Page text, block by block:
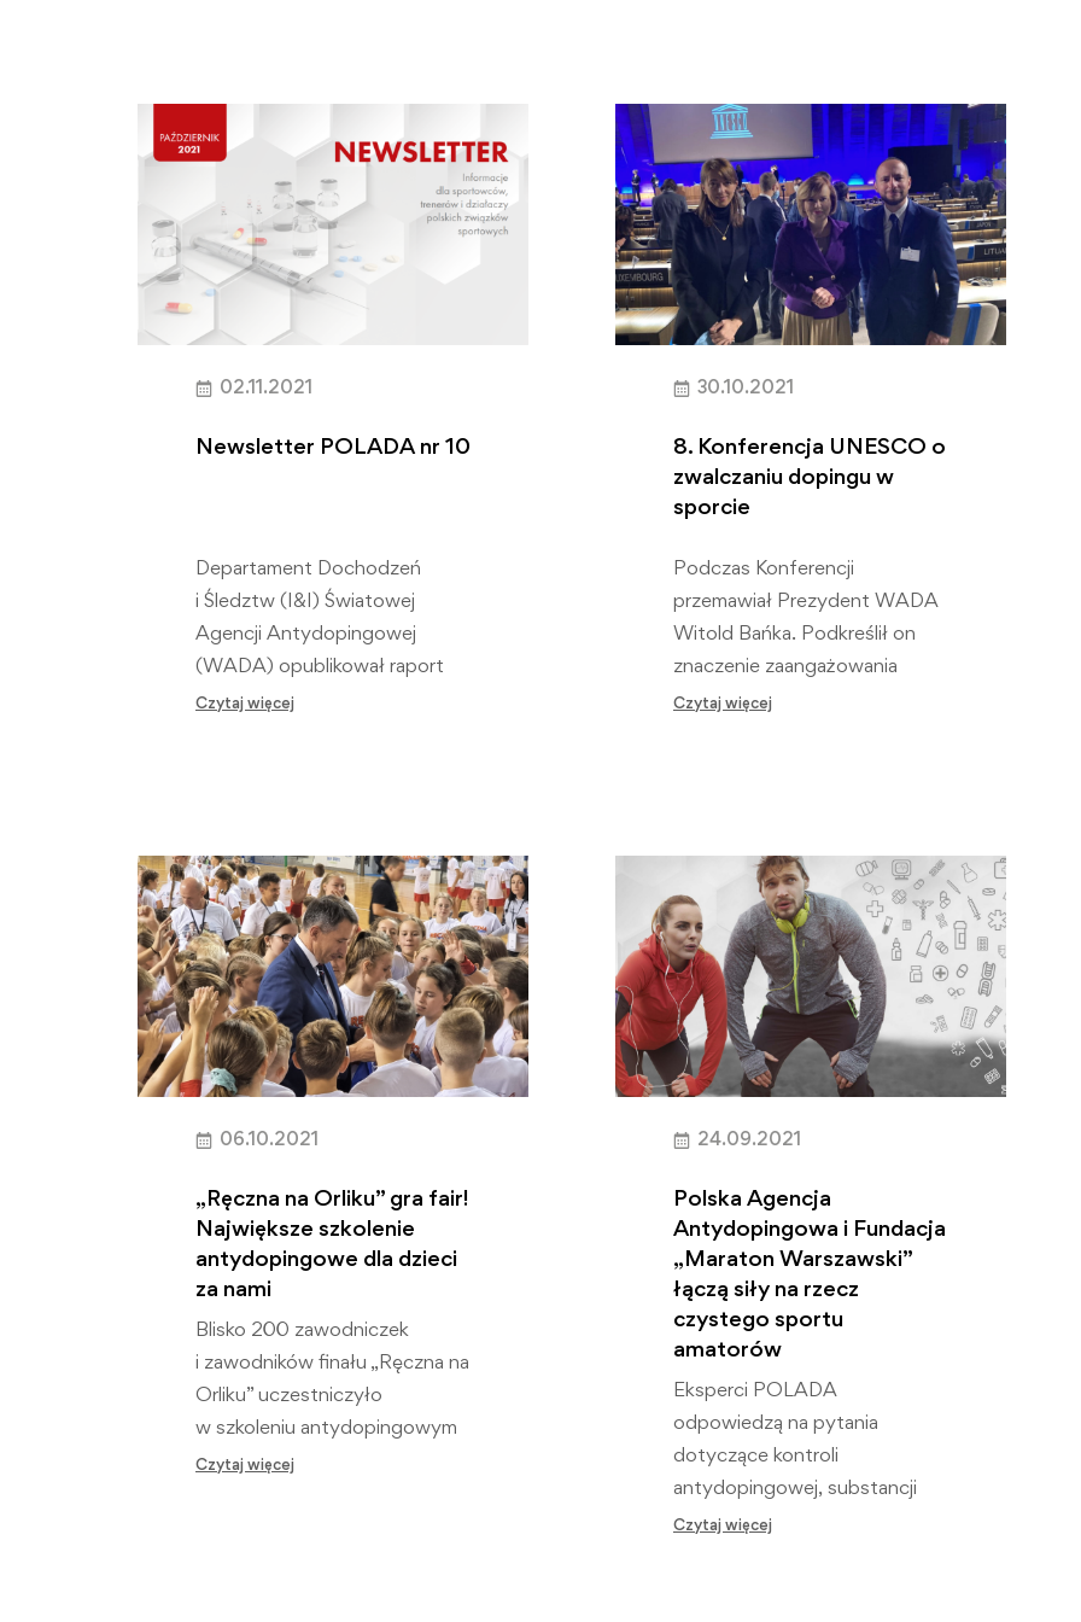
02.11.2021
Newsletter POLADA nr 10
Departament Dochodzeń
i Śledztw (I&I) Światowej
Agencji Antydopingowej
(WADA) opublikował raport
podsumowujący trwające
Czytaj więcej
30.10.2021
8. Konferencja UNESCO o
zwalczaniu dopingu w
sporcie
Podczas Konferencji
przemawiał Prezydent WADA
Witold Bańka. Podkreślił on
znaczenie zaangażowania
rządów w walkę z dopingiem
Czytaj więcej
06.10.2021
„Ręczna na Orliku” gra fair!
Największe szkolenie
antydopingowe dla dzieci
za nami
Blisko 200 zawodniczek
i zawodników finału „Ręczna na
Orliku” uczestniczyło
w szkoleniu antydopingowym
zrealizowanym przez Polską
Czytaj więcej
24.09.2021
Polska Agencja
Antydopingowa i Fundacja
„Maraton Warszawski”
łączą siły na rzecz
czystego sportu
amatorów
Eksperci POLADA
odpowiedzą na pytania
dotyczące kontroli
antydopingowej, substancji
i metod zabronionych, a także
Czytaj więcej